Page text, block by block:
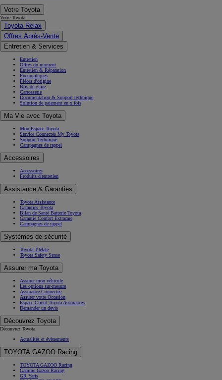
Votre Toyota
Votre Toyota
Toyota Relax
Offres Après-Vente
Entretien & Services
Entretien
Offres du moment
Entretien & Réparation
Pneumatiques
Pièces d'origine
Bris de glace
Carrosserie
Documentation & Support technique
Solution de paiement en x fois
Ma Vie avec Toyota
Mon Espace Toyota
Service Connectés My Toyota
Support Technique
Campagnes de rappel
Accessoires
Accessoires
Produits d'entretien
Assistance & Garanties
Toyota Assistance
Garanties Toyota
Bilan de Santé Batterie Toyota
Garantie Confort Extracare
Campagnes de rappel
Systèmes de sécurité
Toyota T-Mate
Toyota Safety Sense
Assurer ma Toyota
Assurer mon véhicule
Les options sur-mesure
Assurance Connectée
Assurer votre Occasion
Espace Client Toyota Assurances
Demander un devis
Découvrez Toyota
Découvrez Toyota
Actualités et évènements
TOYOTA GAZOO Racing
TOYOTA GAZOO Racing
Gamme Gazoo Racing
GR Yaris